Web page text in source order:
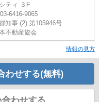
ティ ３F
6416-9065
知事 (2) 第105946号
不動産協会
情報の見方
わせする(無料)